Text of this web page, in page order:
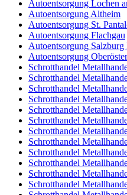
Autoentsorgung Lochen
Autoentsorgung Altheim
Autoentsorgung St.
Autoentsorgung Flachgau
Autoentsorgung Salzburg
Autoentsorgung
Schrotthandel
Schrotthandel
Schrotthandel
Schrotthandel
Schrotthandel
Schrotthandel
Schrotthandel
Schrotthandel
Schrotthandel
Schrotthandel
Schrotthandel
Schrotthandel